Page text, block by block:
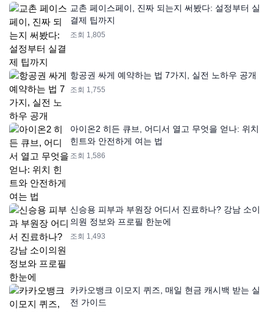
교촌 페이스페이, 진짜 되는지 써봤다: 설정부터 실
결제 팁까지
조회 1,805
항공권 싸게 예약하는 법 7가지, 실전 노하우 공개
조회 1,755
아이온2 히든 큐브, 어디서 열고 무엇을 얻나: 위치
힌트와 안전하게 여는 법
조회 1,586
신승용 피부과 부원장 어디서 진료하나? 강남 소이
의원 정보와 프로필 한눈에
조회 1,493
카카오뱅크 이모지 퀴즈, 매일 현금 캐시백 받는 실
전 가이드